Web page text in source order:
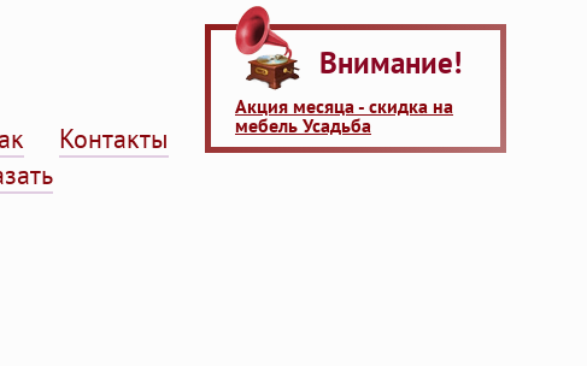
Контакты
Внимание!
Акция месяца - скидка на
мебель Усадьба